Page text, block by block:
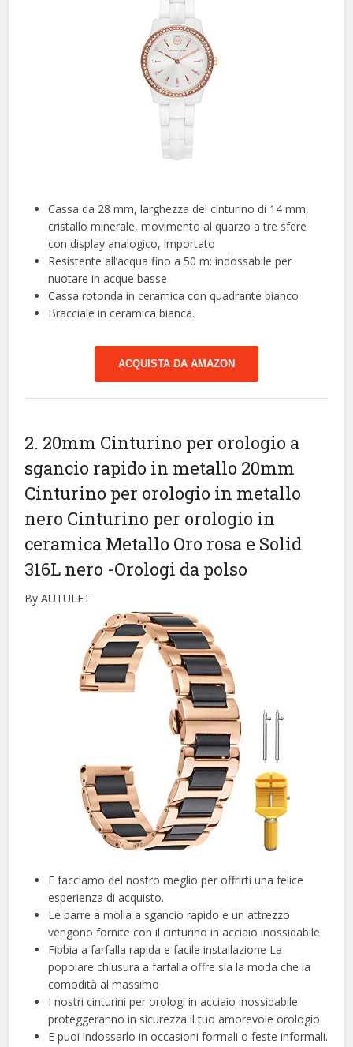
Cassa da 28 mm, larghezza del cinturino di 14 mm,
cristallo minerale, movimento al quarzo a tre sfere
con display analogico, importato
Resistente all’acqua fino a 50 m: indossabile per
nuotare in acque basse
Cassa rotonda in ceramica con quadrante bianco
Bracciale in ceramica bianca.
ACQUISTA DA AMAZON
2. 20mm Cinturino per orologio a
sgancio rapido in metallo 20mm
Cinturino per orologio in metallo
nero Cinturino per orologio in
ceramica Metallo Oro rosa e Solid
316L nero -Orologi da polso
By AUTULET
E facciamo del nostro meglio per offrirti una felice
esperienza di acquisto.
Le barre a molla a sgancio rapido e un attrezzo
vengono fornite con il cinturino in acciaio inossidabile
Fibbia a farfalla rapida e facile installazione La
popolare chiusura a farfalla offre sia la moda che la
comodità al massimo
I nostri cinturini per orologi in acciaio inossidabile
proteggeranno in sicurezza il tuo amorevole orologio.
E puoi indossarlo in occasioni formali o feste informali.